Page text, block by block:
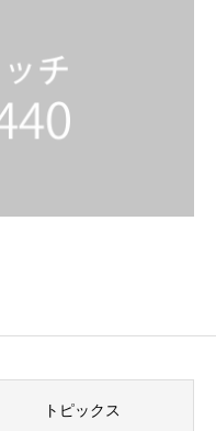
トピックス